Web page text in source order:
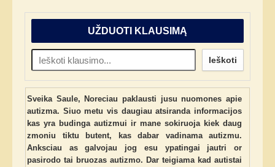
UŽDUOTI KLAUSIMĄ
Ieškoti
Sveika Saule, Noreciau paklausti jusu nuomones apie
autizma. Siuo metu vis daugiau atsiranda informacijos
kas yra budinga autizmui ir mane sokiruoja kiek daug
zmoniu tiktu butent, kas dabar vadinama autizmu.
Anksciau as galvojau jog esu ypatingai jautri or
pasirodo tai bruozas autizmo. Dar teigiama kad autistai